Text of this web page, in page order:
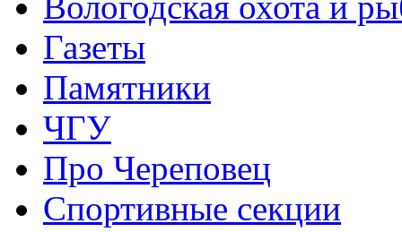
Газеты
Памятники
ЧГУ
Про Череповец
Спортивные секции